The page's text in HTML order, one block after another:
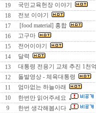
19
국민교육헌장 이야기
18
전보 이야기
17
[food material] 홍합
16
고구마
15
전어이야기
14
달력
13
대통령 전용기 교체 추진 1천
12
돌발영상 - 체육대통령
11
엄마없는 하늘아래
10
한번만 읽어주세요
9
한번 생각해봅시다